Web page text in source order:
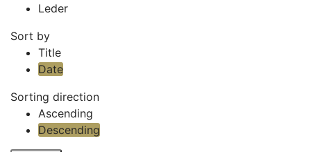
Leder
Sort by
Title
Date
Sorting direction
Ascending
Descending